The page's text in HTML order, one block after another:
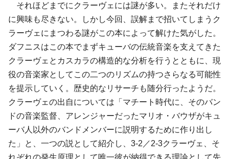
それほどまでにクラーヴェには謎が多い。またそれだけ
に興味も尽きない。しかし今回、誤解まで招いてしまうク
ラーヴェにまつわる謎がこの本によって解けた気がした。
ダフニスはこの本でまずキューバの伝統音楽を支えてきた
クラーヴェとカスカラの構造的な分析を行うとともに、現
役の音楽家としてこの二つのリズムの持つさらなる可能性
を提示していく。歴史的なリサーチも随分行ったようだ。
クラーヴェの出自については「 マチート 時代に、そのバン
ドの音楽監督、アレンジャーだったマリオ・バウザがキュ
ーバ人以外のバンドメンバーに説明するために作り出し
た」と、一つの説として紹介し、3-2／2-3クラーヴェ、そ
れぞれの発生原理として唯一彼が納得できる理論として先